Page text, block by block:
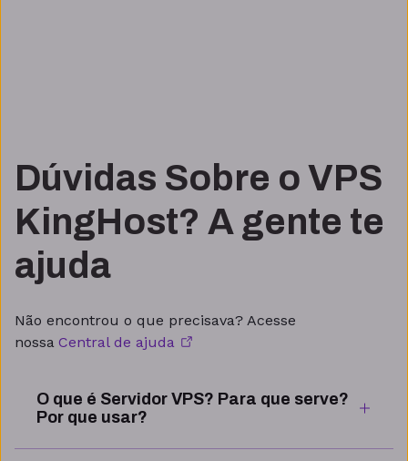
Dúvidas Sobre o VPS
KingHost? A gente te
ajuda
Não encontrou o que precisava? Acesse
nossa Central de ajuda
O que é Servidor VPS? Para que serve?
Por que usar?